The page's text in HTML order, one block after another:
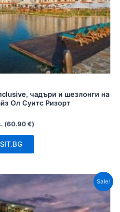
чадъри и шезлонги на
Ол Суитс Ризорт
(60.90€)
Sale!